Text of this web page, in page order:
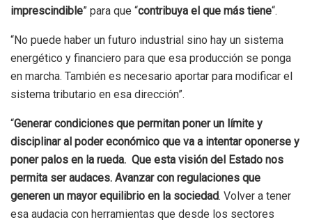
imprescindible” para que “contribuya el que más tiene“.
“No puede haber un futuro industrial sino hay un sistema
energético y financiero para que esa producción se ponga
en marcha. También es necesario aportar para modificar el
sistema tributario en esa dirección”.
“Generar condiciones que permitan poner un límite y
disciplinar al poder económico que va a intentar oponerse y
poner palos en la rueda. Que esta visión del Estado nos
permita ser audaces. Avanzar con regulaciones que
generen un mayor equilibrio en la sociedad. Volver a tener
esa audacia con herramientas que desde los sectores